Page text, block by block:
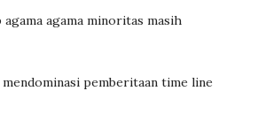
agama minoritas masih
pemberitaan time line